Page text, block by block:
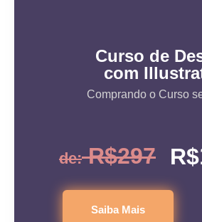
Curso de
com
Comprando o Curso
de:R$297 R$
Saiba Mais